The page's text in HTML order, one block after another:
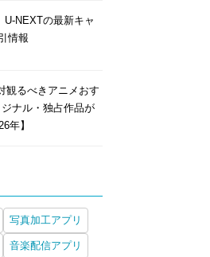
U-NEXTの最新キャ
情報
観るべきアニメおす
ナル・独占作品が
年】
写真加工アプリ
音楽配信アプリ